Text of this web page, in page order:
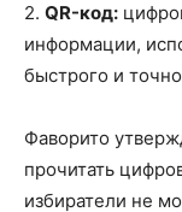
2. QR-код:
информации,
быстрого и
Фаворито
прочитать
избиратели не